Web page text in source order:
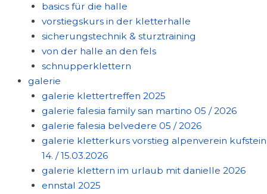
basics für die halle
vorstiegskurs in der kletterhalle
sicherungstechnik & sturztraining
von der halle an den fels
schnupperklettern
galerie
galerie klettertreffen 2025
galerie falesia family san martino 05 / 2026
galerie falesia belvedere 05 / 2026
galerie kletterkurs vorstieg alpenverein kufstein
14. / 15.03.2026
galerie klettern im urlaub mit danielle 2026
ennstal 2025